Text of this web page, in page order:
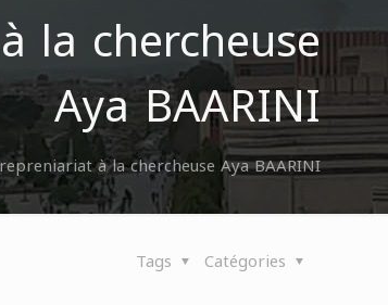
la chercheuse
Aya BAARINI
à la chercheuse Aya BAARINI
Catégories
Tags